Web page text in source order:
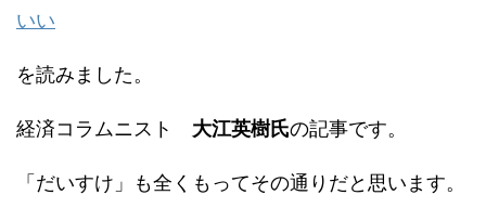
いい
を読みました。
経済コラムニスト 大江英樹氏の記事です。
「だいすけ」も全くもってその通りだと思います。